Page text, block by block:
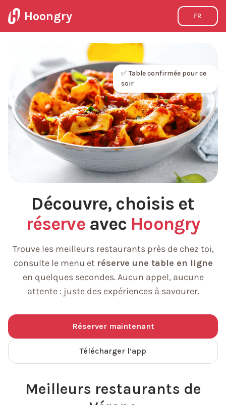
Hoongry FR
Découvre, choisis et
réserve avec Hoongry
Trouve les meilleurs restaurants près de chez toi,
consulte le menu et réserve une table en ligne
en quelques secondes. Aucun appel, aucune
attente : juste des expériences à savourer.
Réserver maintenant
Télécharger l’app
✅ Table confirmée pour ce
soir
Meilleurs restaurants de